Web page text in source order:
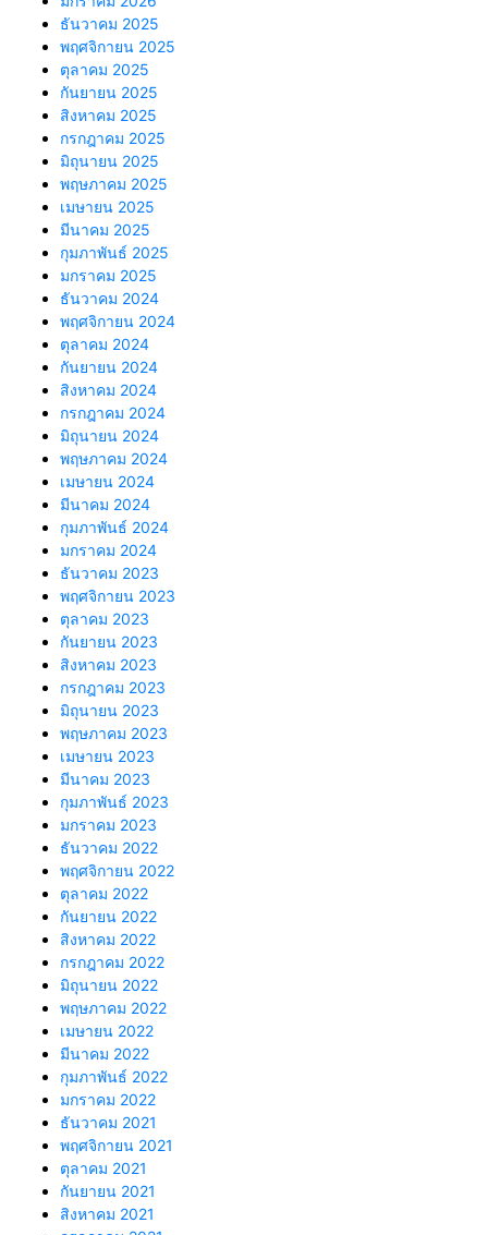
ธันวาคม 2025
พฤศจิกายน 2025
ตุลาคม 2025
กันยายน 2025
สิงหาคม 2025
กรกฎาคม 2025
มิถุนายน 2025
พฤษภาคม 2025
เมษายน 2025
มีนาคม 2025
กุมภาพันธ์ 2025
มกราคม 2025
ธันวาคม 2024
พฤศจิกายน 2024
ตุลาคม 2024
กันยายน 2024
สิงหาคม 2024
กรกฎาคม 2024
มิถุนายน 2024
พฤษภาคม 2024
เมษายน 2024
มีนาคม 2024
กุมภาพันธ์ 2024
มกราคม 2024
ธันวาคม 2023
พฤศจิกายน 2023
ตุลาคม 2023
กันยายน 2023
สิงหาคม 2023
กรกฎาคม 2023
มิถุนายน 2023
พฤษภาคม 2023
เมษายน 2023
มีนาคม 2023
กุมภาพันธ์ 2023
มกราคม 2023
ธันวาคม 2022
พฤศจิกายน 2022
ตุลาคม 2022
กันยายน 2022
สิงหาคม 2022
กรกฎาคม 2022
มิถุนายน 2022
พฤษภาคม 2022
เมษายน 2022
มีนาคม 2022
กุมภาพันธ์ 2022
มกราคม 2022
ธันวาคม 2021
พฤศจิกายน 2021
ตุลาคม 2021
กันยายน 2021
สิงหาคม 2021